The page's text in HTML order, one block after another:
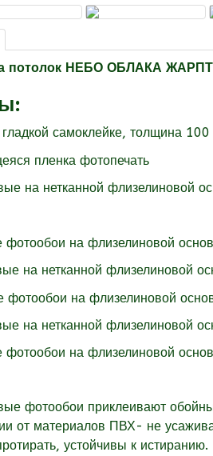
потолок НЕБО ОБЛАКА
:
гладкой самоклейке, толщина
на нетканной флизелиновой
на нетканной флизелиновой
на нетканной флизелиновой
фотообои приклеивают
от материалов ПВХ- не
устойчивы к истиранию.